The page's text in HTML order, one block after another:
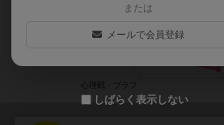
または
メールで会員登録
しばらく表示しない